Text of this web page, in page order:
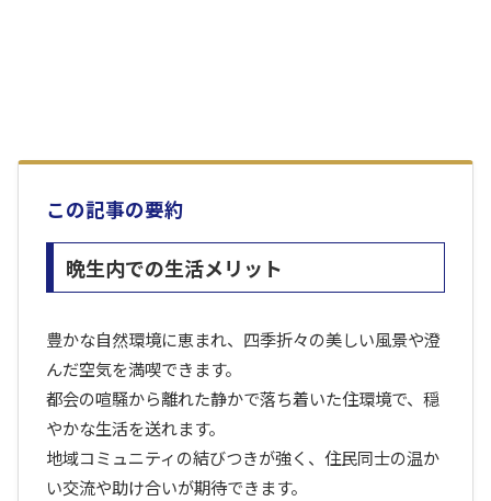
この記事の要約
晩生内での生活メリット
豊かな自然環境に恵まれ、四季折々の美しい風景や澄
んだ空気を満喫できます。
都会の喧騒から離れた静かで落ち着いた住環境で、穏
やかな生活を送れます。
地域コミュニティの結びつきが強く、住民同士の温か
い交流や助け合いが期待できます。